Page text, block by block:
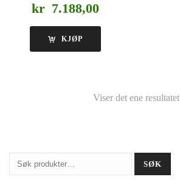
kr 7.188,00
KJØP
Viser det ene resultatet
Søk
etter:
SØK